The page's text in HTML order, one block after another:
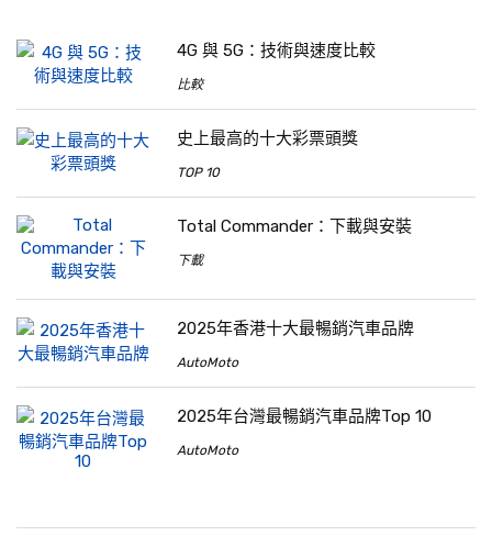
4G 與 5G：技術與速度比較
比較
史上最高的十大彩票頭獎
TOP 10
Total Commander：下載與安裝
下載
2025年香港十大最暢銷汽車品牌
AutoMoto
2025年台灣最暢銷汽車品牌Top 10
AutoMoto